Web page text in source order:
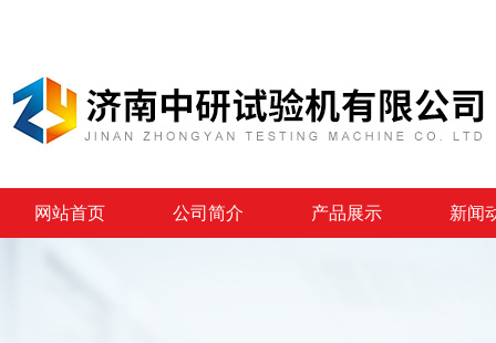
网站首页 公司简介 产品展示 新闻